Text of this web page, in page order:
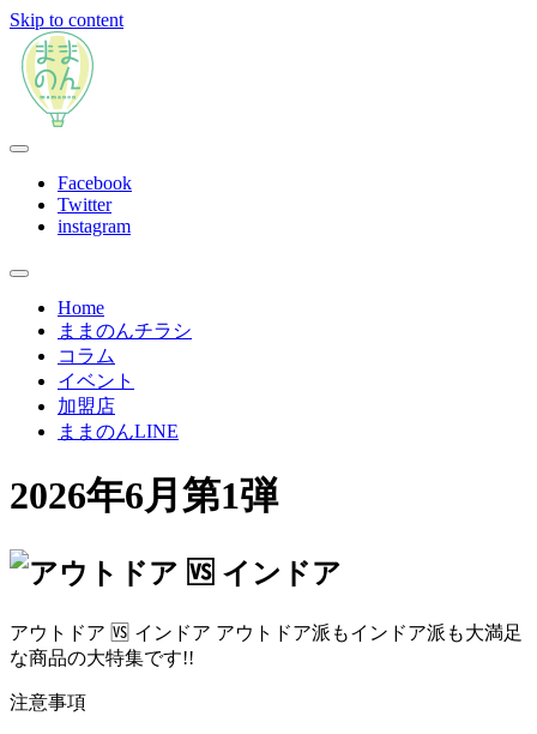
Skip to content
ままのん
ままのんは、忙しいあなたを応援します
Facebook
Twitter
instagram
Home
ままのんチラシ
コラム
イベント
加盟店
ままのんLINE
2026年6月第1弾
アウトドア 🆚 インドア アウトドア派もインドア派も大満足
な商品の大特集です!!
注意事項